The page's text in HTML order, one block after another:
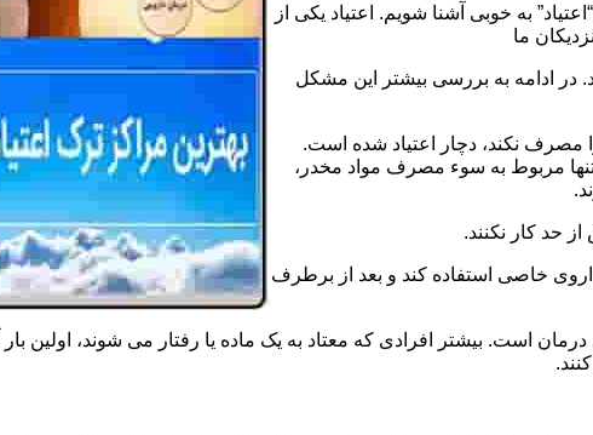
به خوبی آشنا شویم. اعتیاد یکی از
ما
در ادامه به بررسی بیشتر این مشکل
مصرف نکند، دچار اعتیاد شده است.
تنها مربوط به سوء مصرف مواد مخدر،
از حد کار نکنند.
خاصی استفاده کند و بعد از برطرف
است. بیشتر افرادی که معتاد به یک ماده یا رفتار می شوند، اولین